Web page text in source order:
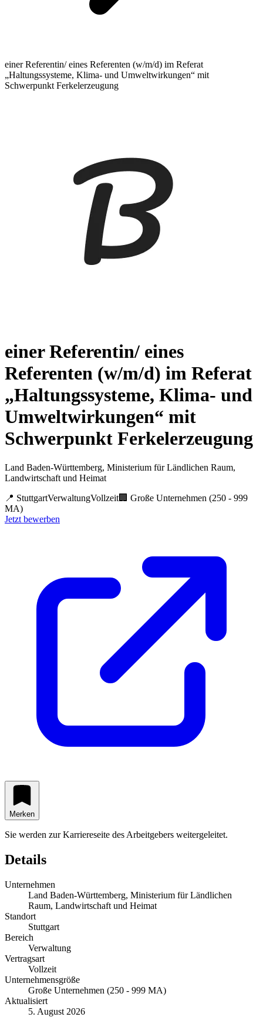
einer Referentin/ eines Referenten (w/m/d) im Referat
„Haltungssysteme, Klima- und Umweltwirkungen“ mit
Schwerpunkt Ferkelerzeugung
einer Referentin/ eines
Referenten (w/m/d) im Referat
„Haltungssysteme, Klima- und
Umweltwirkungen“ mit
Schwerpunkt Ferkelerzeugung
Land Baden-Württemberg, Ministerium für Ländlichen Raum,
Landwirtschaft und Heimat
📍 StuttgartVerwaltungVollzeit🏢 Große Unternehmen (250 - 999
MA)
Jetzt bewerben
Merken
Sie werden zur Karriereseite des Arbeitgebers weitergeleitet.
Details
Unternehmen
Land Baden-Württemberg, Ministerium für Ländlichen
Raum, Landwirtschaft und Heimat
Standort
Stuttgart
Bereich
Verwaltung
Vertragsart
Vollzeit
Unternehmensgröße
Große Unternehmen (250 - 999 MA)
Aktualisiert
5. August 2026